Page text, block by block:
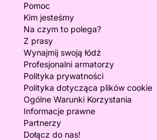
Pomoc
Kim jesteśmy
Na czym to polega?
Z prasy
Wynajmij swoją łódź
Profesjonalni armatorzy
Polityka prywatności
Polityka dotycząca plików cookie
Ogólne Warunki Korzystania
Informacje prawne
Partnerzy
Dołącz do nas!